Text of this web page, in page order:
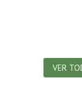
VER